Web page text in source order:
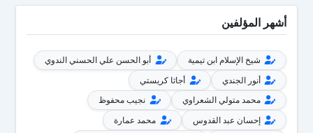
أشهر المؤلفين
شيخ الإسلام ابن تيمية
أبو الحسن علي الحسني الندوي
أنور الجندي
أجاثا كريستي
محمد متولي الشعراوي
نجيب محفوظ
إحسان عبد القدوس
محمد عمارة